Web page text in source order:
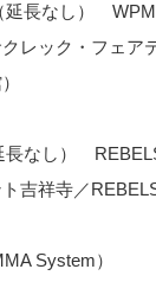
長なし）
レック・フェア
なし）
吉祥寺／
System）